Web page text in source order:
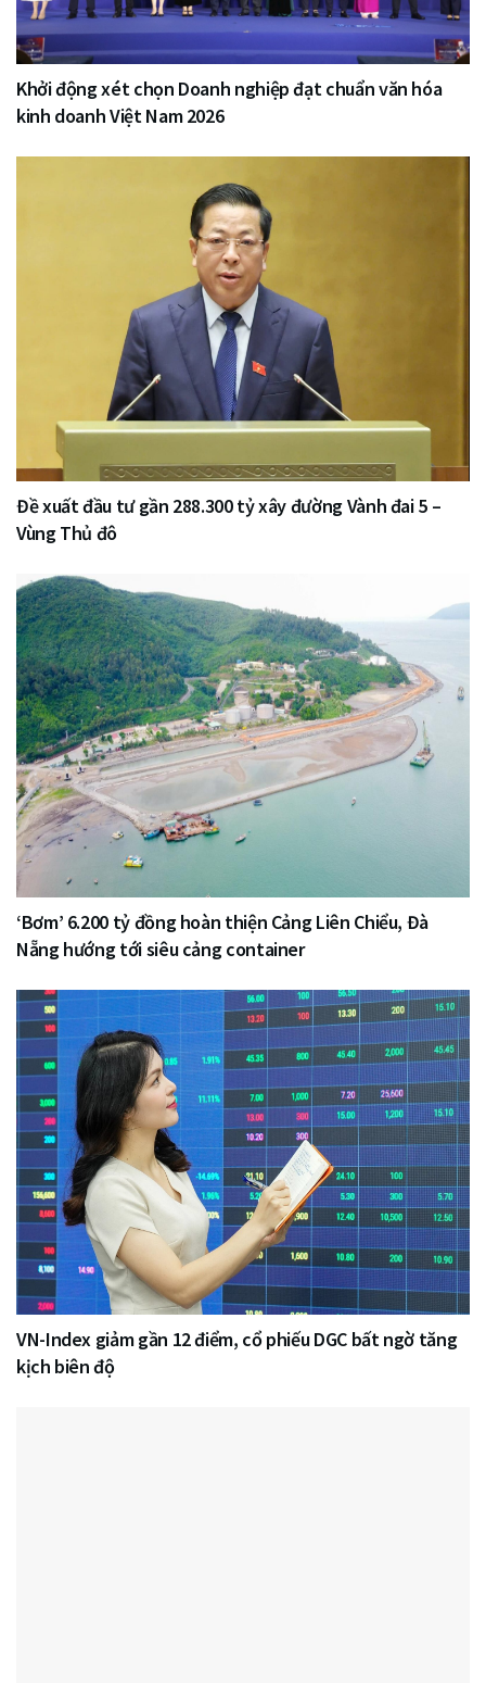
Khởi động xét chọn Doanh nghiệp đạt chuẩn văn hóa
kinh doanh Việt Nam 2026
Đề xuất đầu tư gần 288.300 tỷ xây đường Vành đai 5 –
Vùng Thủ đô
‘Bơm’ 6.200 tỷ đồng hoàn thiện Cảng Liên Chiểu, Đà
Nẵng hướng tới siêu cảng container
VN-Index giảm gần 12 điểm, cổ phiếu DGC bất ngờ tăng
kịch biên độ